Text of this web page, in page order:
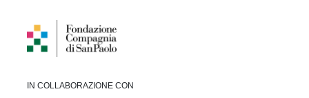
IN COLLABORAZIONE CON